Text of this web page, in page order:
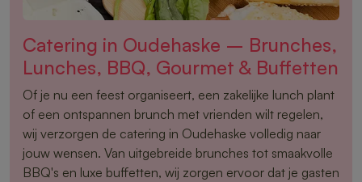
Catering in Oudehaske – Brunches,
Lunches, BBQ, Gourmet & Buffetten
Of je nu een feest organiseert, een zakelijke lunch plant
of een ontspannen brunch met vrienden wilt regelen,
wij verzorgen de catering in Oudehaske volledig naar
jouw wensen. Van uitgebreide brunches tot smaakvolle
BBQ's en luxe buffetten, wij zorgen ervoor dat je gasten